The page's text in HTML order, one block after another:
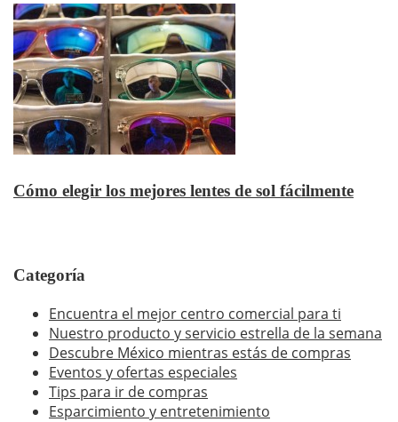
Cómo elegir los mejores lentes de sol fácilmente
Categoría
Encuentra el mejor centro comercial para ti
Nuestro producto y servicio estrella de la semana
Descubre México mientras estás de compras
Eventos y ofertas especiales
Tips para ir de compras
Esparcimiento y entretenimiento